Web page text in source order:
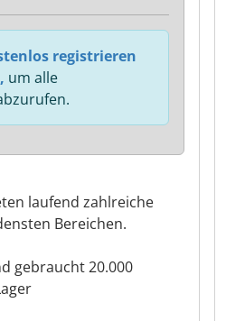
laufend zahlreiche
Bereichen.
gebraucht 20.000
registrieren
um alle